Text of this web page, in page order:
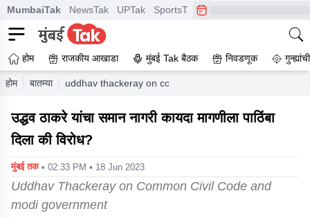
MumbaiTak NewsTak UPTak SportsTak CrimeTak
होम राजकीय आखाडा मुंबई Tak बैठक निवडणूक
होम बातम्या uddhav thackeray on common civil code and modi
उद्धव ठाकरे यांचा समान नागरी कायदा मागणीला पाठिंबा
दिला की विरोध?
मुंबई तक • 02:33 PM • 18 Jun 2023
Uddhav Thackeray on Common Civil Code and
modi government